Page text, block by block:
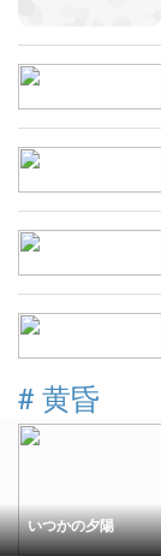
# 黄昏
いつかの夕陽